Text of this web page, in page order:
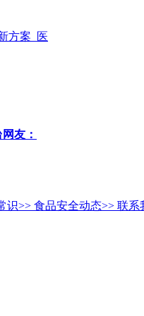
方案_医
友：
识>> 食品安全动态>> 联系